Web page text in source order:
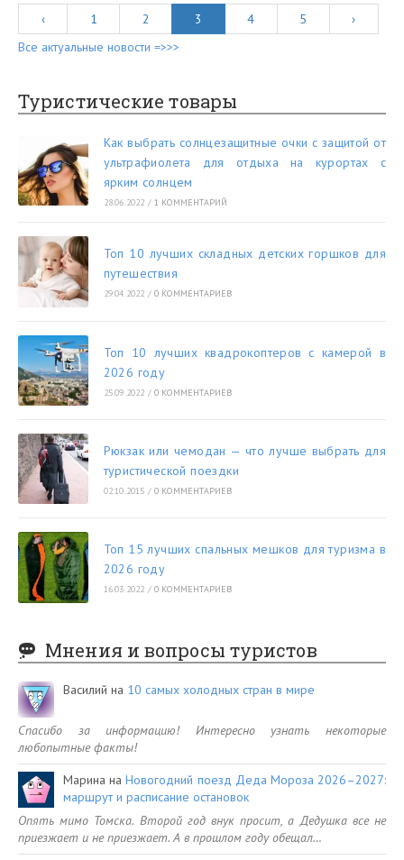
‹ 1 2 3 4 5
›
Все актуальные новости =>>>
Туристические товары
Как выбрать солнцезащитные очки с защитой от
ультрафиолета для отдыха на курортах с
ярким солнцем
28.06.2022 / 1 КОММЕНТАРИЙ
Топ 10 лучших складных детских горшков для
путешествия
29.04.2022 / 0 КОММЕНТАРИЕВ
Топ 10 лучших квадрокоптеров с камерой в
2026 году
25.09.2022 / 0 КОММЕНТАРИЕВ
Рюкзак или чемодан — что лучше выбрать для
туристической поездки
02.10.2015 / 0 КОММЕНТАРИЕВ
Топ 15 лучших спальных мешков для туризма в
2026 году
16.03.2022 / 0 КОММЕНТАРИЕВ
Мнения и вопросы туристов
Василий на 10 самых холодных стран в мире
Спасибо за информацию! Интересно узнать некоторые
любопытные факты!
Марина наНовогодний поезд Деда Мороза 2026–2027:
маршрут и расписание остановок
Опять мимо Томска. Второй год внук просит, а Дедушка все не
приезжает и не приезжает. А в прошлом году обещал…